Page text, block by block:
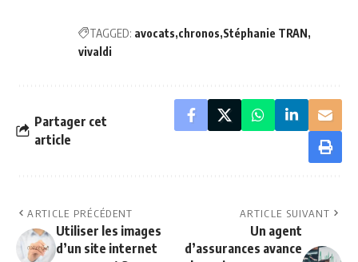
TAGGED: avocats chronos Stéphanie TRAN
vivaldi
Partager cet
article
ARTICLE PRÉCÉDENT
Utiliser les images
d’un site internet
ARTICLE SUIVANT
Un agent
d’assurances avance